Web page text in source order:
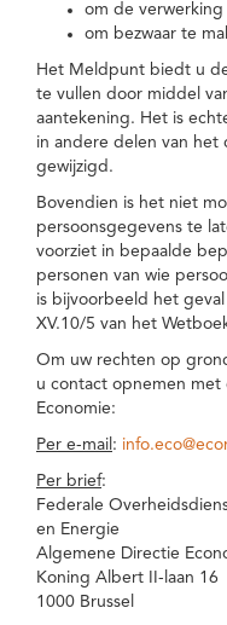
om de
om bezwaar te
Het Meldpunt biedt u
te vullen door middel
aantekening. Het is
in andere delen van het
gewijzigd.
Bovendien is het niet
persoonsgegevens te
voorziet in bepaalde
personen van wie
is bijvoorbeeld het
XV.10/5 van het
Om uw rechten op
u contact opnemen
Economie:
Per e-mail :
Per brief:
Federale
en Energie
Algemene Directie
Koning Albert II-laan 16
1000 Brussel